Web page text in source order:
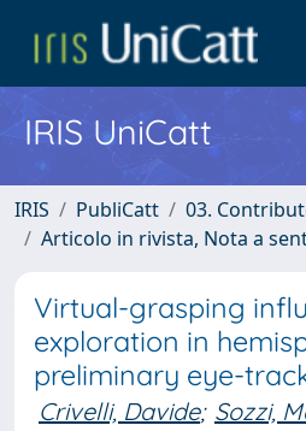
IRIS UniCatt
IRIS PubliCatt
03.
Articolo in rivista, Nota a
Virtual-grasping
exploration in
preliminary eye-
Crivelli, Davide; Sozzi,